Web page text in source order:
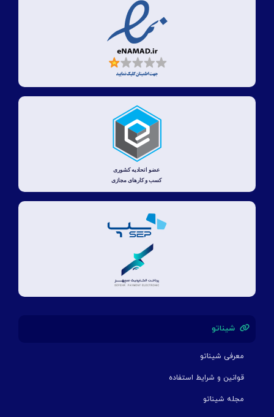
شیناتو
معرفی شیناتو
قوانین و شرایط استفاده
مجله شیناتو